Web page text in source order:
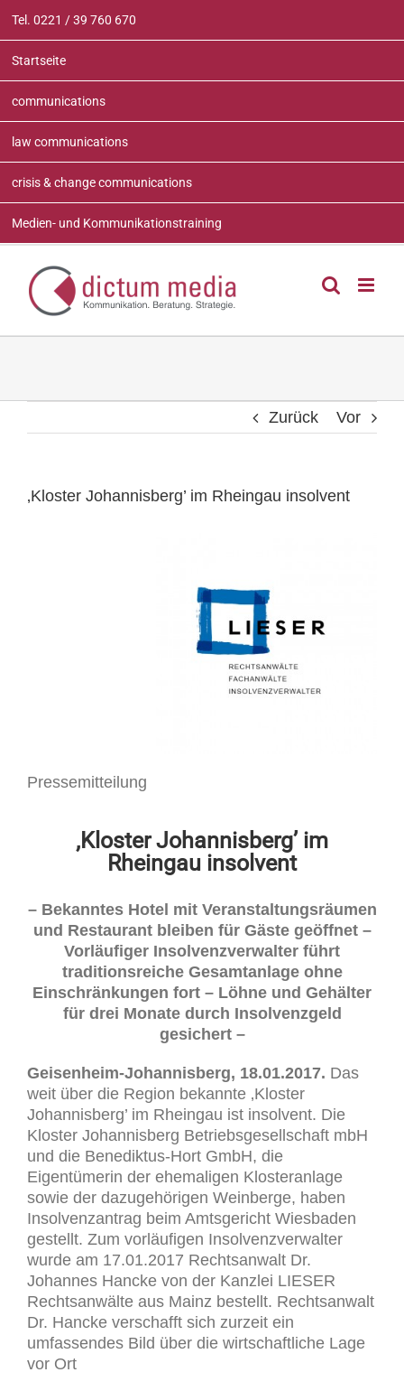
Inhalt
springen
Tel. 0221 / 39 760 670
Startseite
communications
law communications
crisis & change communications
Medien- und Kommunikationstraining
Zurück Vor
‚Kloster Johannisberg’ im Rheingau insolvent
Pressemitteilung
‚Kloster Johannisberg’ im
Rheingau insolvent
– Bekanntes Hotel mit Veranstaltungsräumen
und Restaurant bleiben für Gäste geöffnet –
Vorläufiger Insolvenzverwalter führt
traditionsreiche Gesamtanlage ohne
Einschränkungen fort – Löhne und Gehälter
für drei Monate durch Insolvenzgeld
gesichert –
Geisenheim-Johannisberg, 18.01.2017. Das
weit über die Region bekannte ‚Kloster
Johannisberg’ im Rheingau ist insolvent. Die
Kloster Johannisberg Betriebsgesellschaft mbH
und die Benediktus-Hort GmbH, die
Eigentümerin der ehemaligen Klosteranlage
sowie der dazugehörigen Weinberge, haben
Insolvenzantrag beim Amtsgericht Wiesbaden
gestellt. Zum vorläufigen Insolvenzverwalter
wurde am 17.01.2017 Rechtsanwalt Dr.
Johannes Hancke von der Kanzlei LIESER
Rechtsanwälte aus Mainz bestellt. Rechtsanwalt
Dr. Hancke verschafft sich zurzeit ein
umfassendes Bild über die wirtschaftliche Lage
vor Ort